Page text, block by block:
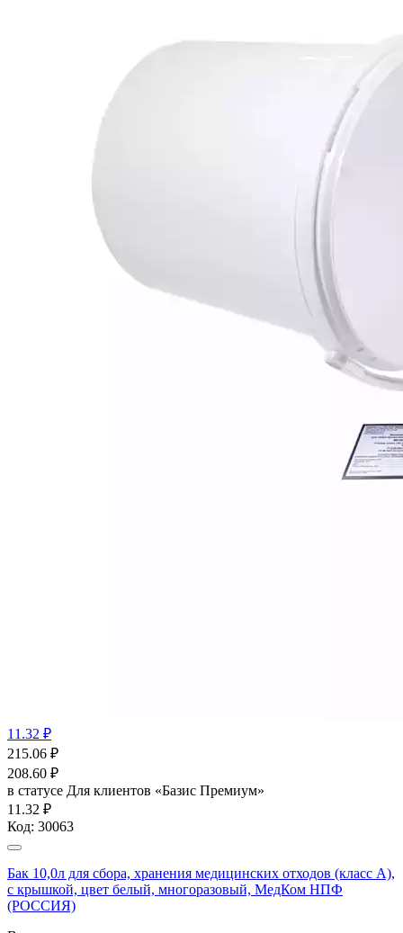
11.32 ₽
215.06 ₽
208.60 ₽
в статусе Для клиентов «Базис Премиум»
11.32 ₽
Код: 30063
Бак 10,0л для сбора, хранения медицинских отходов (класс А),
с крышкой, цвет белый, многоразовый, МедКом НПФ
(РОССИЯ)